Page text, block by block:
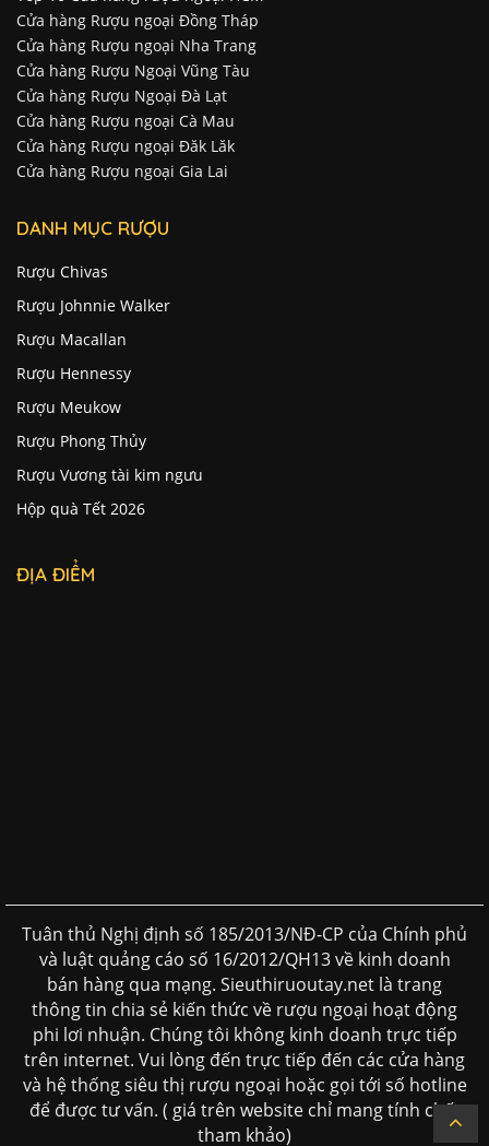
Cửa hàng Rượu ngoại Đồng Tháp
Cửa hàng Rượu ngoại Nha Trang
Cửa hàng Rượu Ngoại Vũng Tàu
Cửa hàng Rượu Ngoại Đà Lạt
Cửa hàng Rượu ngoại Cà Mau
Cửa hàng Rượu ngoại Đăk Lăk
Cửa hàng Rượu ngoại Gia Lai
DANH MỤC RƯỢU
Rượu Chivas
Rượu Johnnie Walker
Rượu Macallan
Rượu Hennessy
Rượu Meukow
Rượu Phong Thủy
Rượu Vương tài kim ngưu
Hộp quà Tết 2026
ĐỊA ĐIỂM
Tuân thủ Nghị định số 185/2013/NĐ-CP của Chính phủ
và luật quảng cáo số 16/2012/QH13 về kinh doanh
bán hàng qua mạng. Sieuthiruoutay.net là trang
thông tin chia sẻ kiến thức về rượu ngoại hoạt động
phi lơi nhuận. Chúng tôi không kinh doanh trực tiếp
trên internet. Vui lòng đến trực tiếp đến các cửa hàng
và hệ thống siêu thị rượu ngoại hoặc gọi tới số hotline
để được tư vấn. ( giá trên website chỉ mang tính chất
tham khảo)